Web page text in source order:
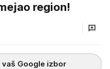
region!
vaš Google izbor